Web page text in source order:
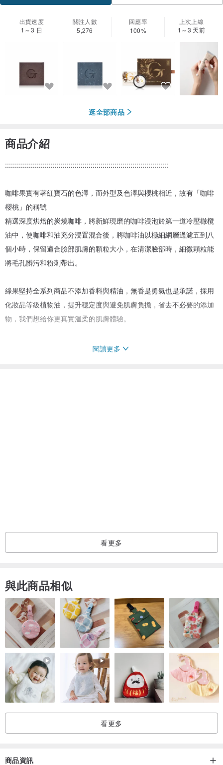
出貨速度
1～3 日
關注人數
5,276
回應率
100%
上次上線
1～3 天前
逛全部商品
商品介紹
::::::::::::::::::::::::::::::::::::::::::::::::::::::::::::::::::::::::::::::::::
咖啡果實有著紅寶石的色澤，而外型及色澤與櫻桃相近，故有「咖啡
櫻桃」的稱號
精選深度烘焙的炭燒咖啡，將新鮮現磨的咖啡浸泡於第一道冷壓橄欖
油中，使咖啡和油充分浸置混合後，將咖啡油以極細網層過濾五到八
個小時，保留適合臉部肌膚的顆粒大小，在清潔臉部時，細微顆粒能
將毛孔髒污和粉刺帶出。
綠果堅持全系列商品不添加香料與精油，無香是勇氣也是承諾，採用
化妝品等級植物油，提升穩定度與避免肌膚負擔，省去不必要的添加
物，我們想給你更真實溫柔的肌膚體驗。
■注意事項：只供外部清潔使用，請避免接觸眼睛。如不慎接觸眼睛，
■保存方式：無化學添加物，因此質地柔軟，請置於通風乾燥處，避免
陽光曝曬。
■保存期限：兩年
■重量：30 ± 5 g
■尺寸：8.2 x 4 x 1.8 cm
國際轉運說明
閱讀更多
看更多
與此商品相似
看更多
商品資訊